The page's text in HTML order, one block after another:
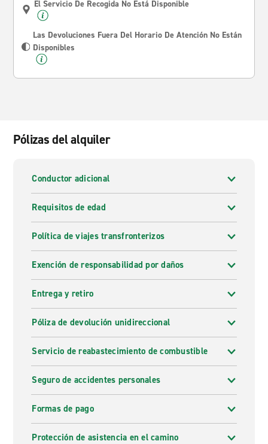
El Servicio De Recogida No Está Disponible
Las Devoluciones Fuera Del Horario De Atención No Están
Disponibles
Pólizas del alquiler
Conductor adicional
Requisitos de edad
Política de viajes transfronterizos
Exención de responsabilidad por daños
Entrega y retiro
Póliza de devolución unidireccional
Servicio de reabastecimiento de combustible
Seguro de accidentes personales
Formas de pago
Protección de asistencia en el camino